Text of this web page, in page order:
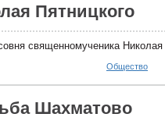
Пятницкого
священномученика Николая
Общество
Шахматово